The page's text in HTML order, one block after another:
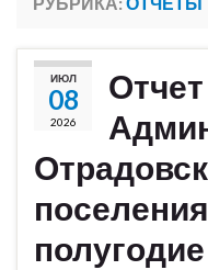
ИЮЛ
08
2026